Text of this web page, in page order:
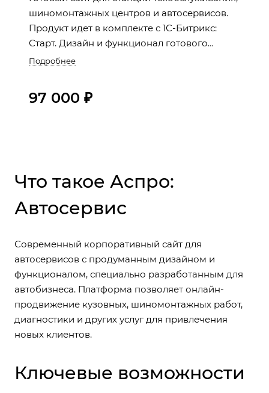
шиномонтажных центров и автосервисов.
Продукт идет в комплекте с 1С-Битрикс:
Старт. Дизайн и функционал готового
решения созданы с учетом специфики
Подробнее
97 000 ₽
Что такое Аспро:
Автосервис
Современный корпоративный сайт для
автосервисов с продуманным дизайном и
функционалом, специально разработанным для
автобизнеса. Платформа позволяет онлайн-
продвижение кузовных, шиномонтажных работ,
диагностики и других услуг для привлечения
новых клиентов.
Ключевые возможности